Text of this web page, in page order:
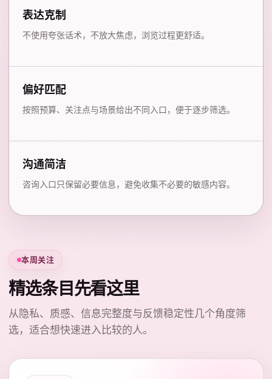
表达克制
不使用夸张话术，不放大焦虑，浏览过程更舒适。
偏好匹配
按照预算、关注点与场景给出不同入口，便于逐步筛选。
沟通简洁
咨询入口只保留必要信息，避免收集不必要的敏感内容。
本周关注
精选条目先看这里
从隐私、质感、信息完整度与反馈稳定性几个角度筛
选，适合想快速进入比较的人。